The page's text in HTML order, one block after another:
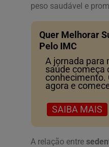
peso saudável e
Quer Melhorar
Pelo IMC
A jornada para
saúde começa
conhecimento.
agora e
SAIBA MAIS
A relação entre